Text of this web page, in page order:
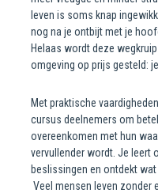
leven is soms knap
nog na je ontbijt met je
Helaas wordt deze
omgeving op prijs gesteld:
Met praktische
cursus deelnemers om
overeenkomen met hun
vervullender wordt. Je leert
beslissingen en ontdekt
Veel mensen leven zonder